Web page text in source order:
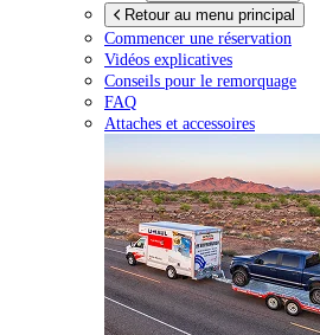
Retour au menu principal
Commencer une réservation
Vidéos explicatives
Conseils pour le remorquage
FAQ
Attaches et accessoires